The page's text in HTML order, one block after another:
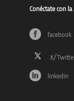
Conéctate con la
facebook
linkedin